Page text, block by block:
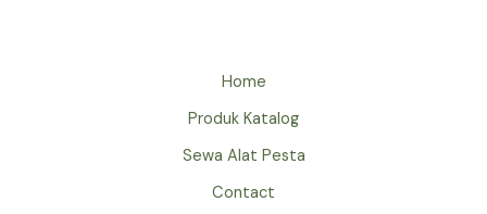
Home
Produk Katalog
Sewa Alat Pesta
Contact